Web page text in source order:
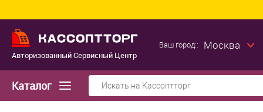
Авторизованный Сервисный Центр
Ваш город:: Москва
Каталог